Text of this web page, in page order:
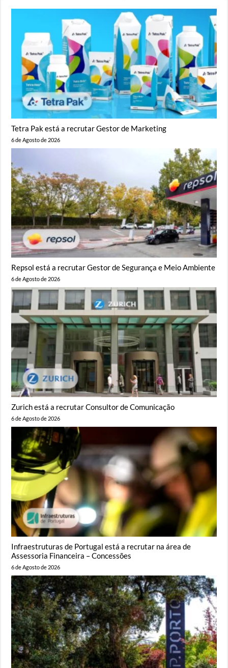
Tetra Pak está a recrutar Gestor de Marketing
6 de Agosto de 2026
Repsol está a recrutar Gestor de Segurança e Meio Ambiente
6 de Agosto de 2026
Zurich está a recrutar Consultor de Comunicação
6 de Agosto de 2026
Infraestruturas de Portugal está a recrutar na área de
Assessoria Financeira – Concessões
6 de Agosto de 2026